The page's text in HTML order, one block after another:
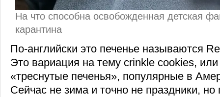
На что способна освобожденная детская
карантина
По-английски это печенье называются
Это вариация на тему crinkle cookies,
«треснутые печенья», популярные в
Сейчас не зима и точно не праздники,